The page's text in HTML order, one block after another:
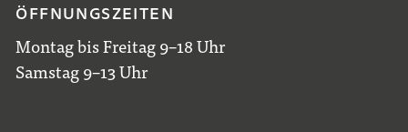
ÖFFNUNGSZEITEN
Montag bis Freitag 9–18 Uhr
Samstag 9–13 Uhr